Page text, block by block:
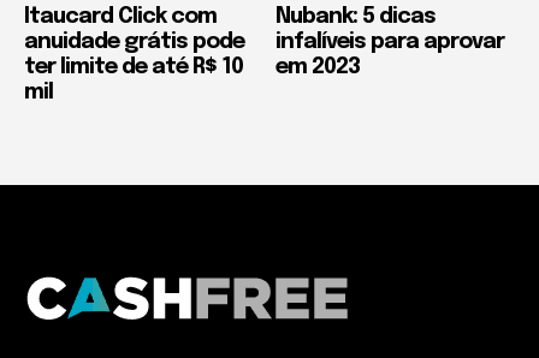
Itaucard Click com
anuidade grátis pode
ter limite de até R$ 10
mil
Nubank: 5 dicas
infalíveis para aprovar
em 2023